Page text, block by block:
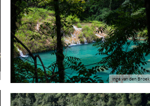
Inge van den Broek